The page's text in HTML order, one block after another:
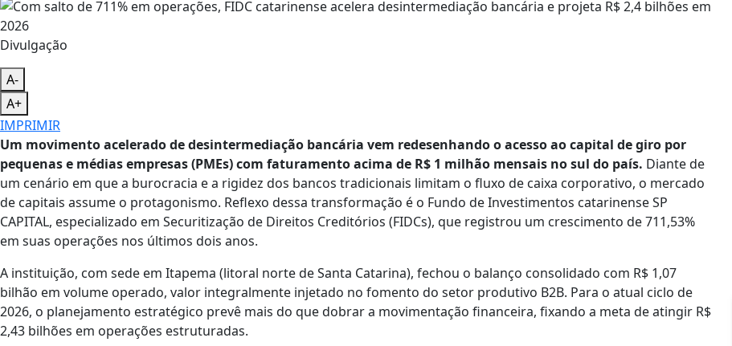
Divulgação
A-
A+
IMPRIMIR
Um movimento acelerado de desintermediação bancária vem redesenhando o acesso ao capital de giro por
pequenas e médias empresas (PMEs) com faturamento acima de R$ 1 milhão mensais no sul do país. Diante de
um cenário em que a burocracia e a rigidez dos bancos tradicionais limitam o fluxo de caixa corporativo, o mercado
de capitais assume o protagonismo. Reflexo dessa transformação é o Fundo de Investimentos catarinense SP
CAPITAL, especializado em Securitização de Direitos Creditórios (FIDCs), que registrou um crescimento de 711,53%
em suas operações nos últimos dois anos.
A instituição, com sede em Itapema (litoral norte de Santa Catarina), fechou o balanço consolidado com R$ 1,07
bilhão em volume operado, valor integralmente injetado no fomento do setor produtivo B2B. Para o atual ciclo de
2026, o planejamento estratégico prevê mais do que dobrar a movimentação financeira, fixando a meta de atingir R$
2,43 bilhões em operações estruturadas.